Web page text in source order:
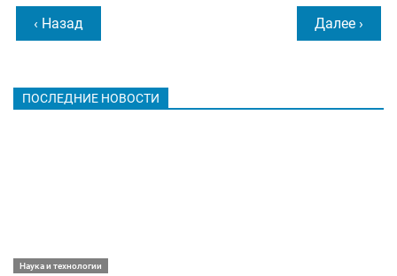
‹ Назад Далее ›
ПОСЛЕДНИЕ НОВОСТИ
Наука и технологии